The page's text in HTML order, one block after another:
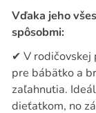
Vďaka jeho
spôsobmi:
✔ V
pre bábätko a
zaľahnutia.
dieťatkom, no